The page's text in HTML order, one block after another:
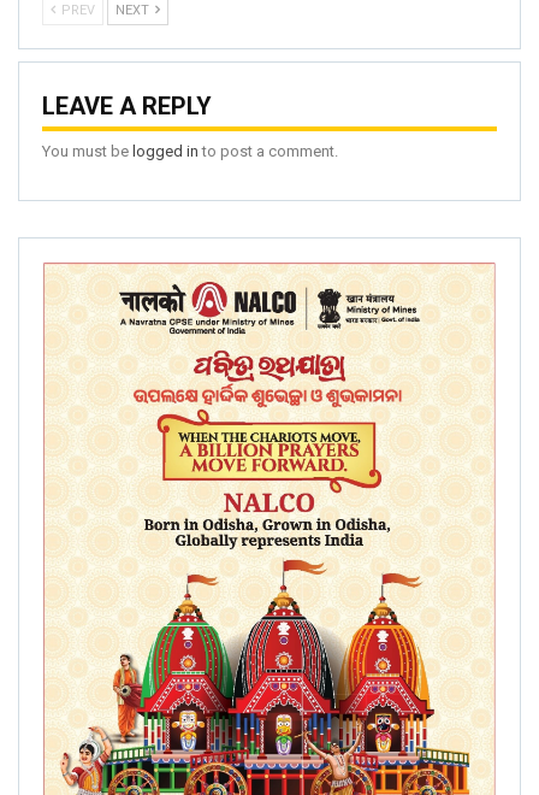
PREV NEXT
LEAVE A REPLY
You must be logged in to post a comment.